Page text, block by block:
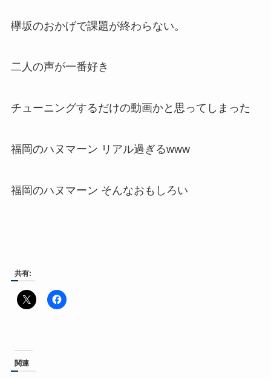
欅坂のおかげで課題が終わらない。
二人の声が一番好き
チューニングするだけの動画かと思ってしまった
福岡のハヌマーン リアル過ぎるwww
福岡のハヌマーン そんなおもしろい
共有:
関連